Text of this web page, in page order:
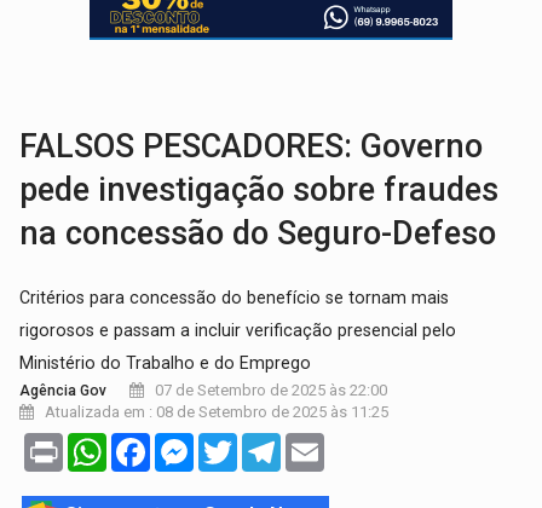
ADAILTON FÚRIA: Assessoria denuncia suposto ataque com perfis
FALSOS PESCADORES: Governo
pede investigação sobre fraudes
na concessão do Seguro-Defeso
Critérios para concessão do benefício se tornam mais
rigorosos e passam a incluir verificação presencial pelo
Ministério do Trabalho e do Emprego
Agência Gov
07 de Setembro de 2025 às 22:00
Atualizada em : 08 de Setembro de 2025 às 11:25
Print WhatsAppFacebookMessenger
TwitterTelegram